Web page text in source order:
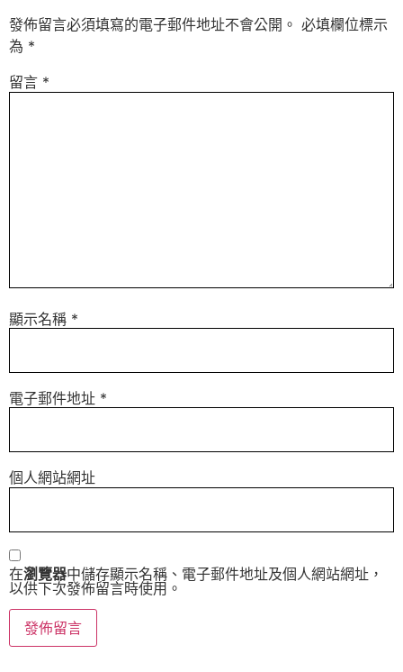
發佈留言必須填寫的電子郵件地址不會公開。 必填欄位標示
為 *
留言 *
顯示名稱 *
電子郵件地址 *
個人網站網址
在瀏覽器中儲存顯示名稱、電子郵件地址及個人網站網址，
以供下次發佈留言時使用。